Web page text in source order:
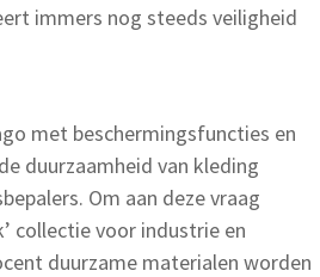
immers nog steeds veiligheid
met beschermingsfuncties en
duurzaamheid van kleding
Om aan deze vraag
collectie voor industrie en
duurzame materialen worden